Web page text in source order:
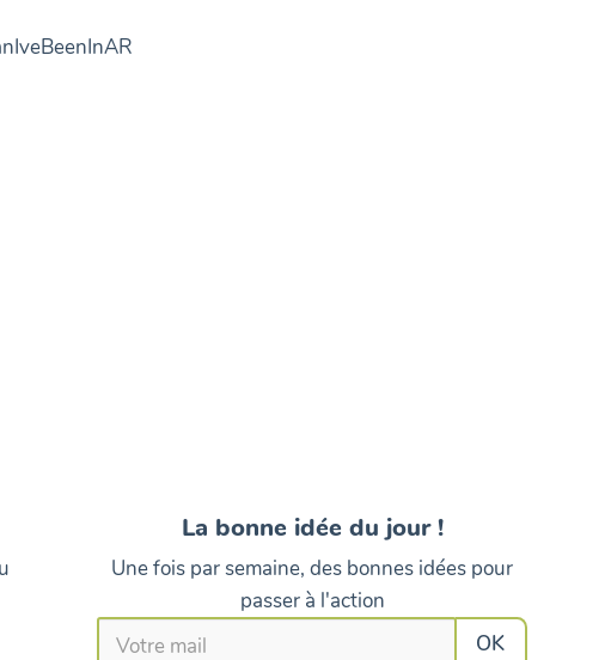
La bonne idée du jour !
Une fois par semaine, des bonnes idées pour
passer à l'action